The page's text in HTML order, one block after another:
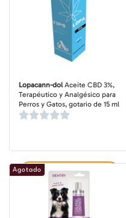
Lopacann-dol Aceite CBD 3%,
Terapéutico y Analgésico para
Perros y Gatos, gotario de 15 ml
Agregar al carrito
Agotado